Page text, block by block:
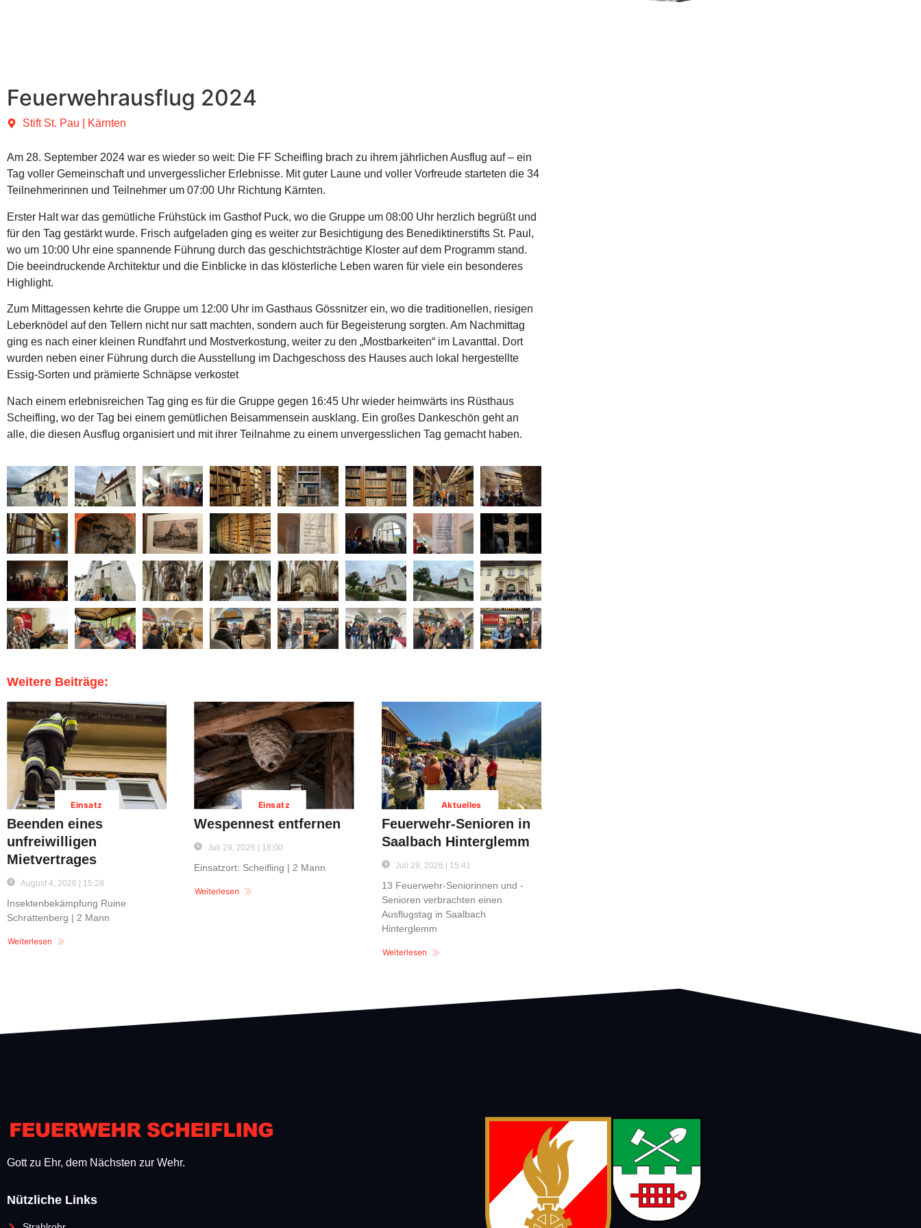
Feuerwehrausflug 2024
Stift St. Pau | Kärnten
Am 28. September 2024 war es wieder so weit: Die FF Scheifling brach zu ihrem jährlichen Ausflug auf – ein
Tag voller Gemeinschaft und unvergesslicher Erlebnisse. Mit guter Laune und voller Vorfreude starteten die 34
Teilnehmerinnen und Teilnehmer um 07:00 Uhr Richtung Kärnten.
Erster Halt war das gemütliche Frühstück im Gasthof Puck, wo die Gruppe um 08:00 Uhr herzlich begrüßt und
für den Tag gestärkt wurde. Frisch aufgeladen ging es weiter zur Besichtigung des Benediktinerstifts St. Paul,
wo um 10:00 Uhr eine spannende Führung durch das geschichtsträchtige Kloster auf dem Programm stand.
Die beeindruckende Architektur und die Einblicke in das klösterliche Leben waren für viele ein besonderes
Highlight.
Zum Mittagessen kehrte die Gruppe um 12:00 Uhr im Gasthaus Gössnitzer ein, wo die traditionellen, riesigen
Leberknödel auf den Tellern nicht nur satt machten, sondern auch für Begeisterung sorgten. Am Nachmittag
ging es nach einer kleinen Rundfahrt und Mostverkostung, weiter zu den „Mostbarkeiten“ im Lavanttal. Dort
wurden neben einer Führung durch die Ausstellung im Dachgeschoss des Hauses auch lokal hergestellte
Essig-Sorten und prämierte Schnäpse verkostet
Nach einem erlebnisreichen Tag ging es für die Gruppe gegen 16:45 Uhr wieder heimwärts ins Rüsthaus
Scheifling, wo der Tag bei einem gemütlichen Beisammensein ausklang. Ein großes Dankeschön geht an
alle, die diesen Ausflug organisiert und mit ihrer Teilnahme zu einem unvergesslichen Tag gemacht haben.
Weitere Beiträge:
Einsatz
Beenden eines
unfreiwilligen
Mietvertrages
August 4, 2026 | 15:28
Insektenbekämpfung Ruine
Schrattenberg | 2 Mann
Weiterlesen
Einsatz
Wespennest entfernen
Juli 29, 2026 | 18:00
Einsatzort: Scheifling | 2 Mann
Weiterlesen
Aktuelles
Feuerwehr-Senioren in
Saalbach Hinterglemm
Juli 29, 2026 | 15:41
13 Feuerwehr-Seniorinnen und -
Senioren verbrachten einen
Ausflugstag in Saalbach
Hinterglemm
Weiterlesen
Gott zu Ehr, dem Nächsten zur Wehr.
Nützliche Links